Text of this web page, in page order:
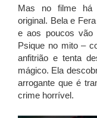
Mas no filme há
original. Bela e
e aos poucos vão
Psique no mito –
anfitrião e tenta
mágico. Ela
arrogante que é
crime horrível.